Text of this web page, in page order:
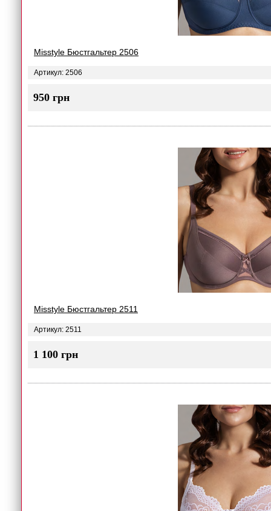
Misstyle Бюстгальтер 2506
Артикул: 2506
950 грн
Misstyle Бюстгальтер 2511
Артикул: 2511
1 100 грн